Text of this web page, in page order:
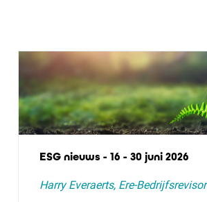
ESG nieuws - 16 - 30 juni 2026
Harry Everaerts, Ere-Bedrijfsrevisor